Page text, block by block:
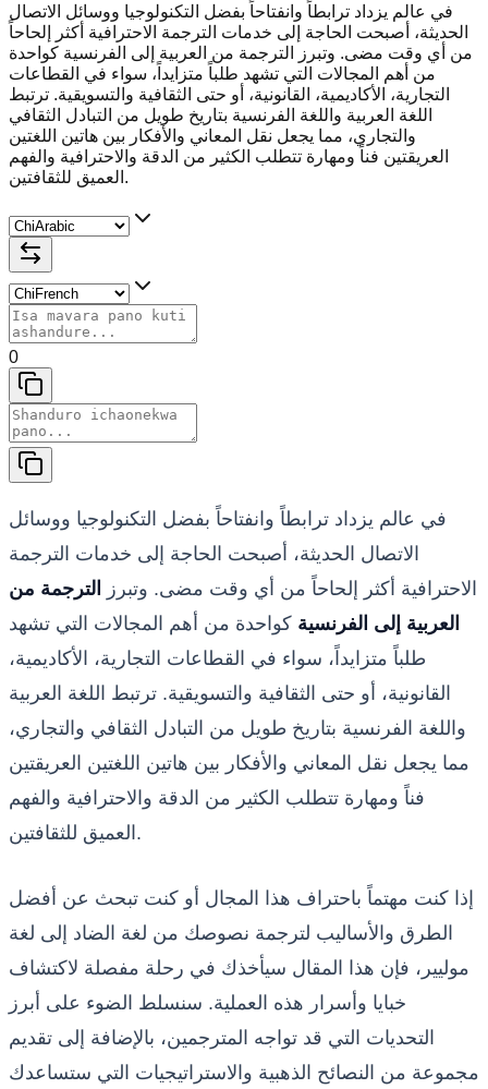
في عالم يزداد ترابطاً وانفتاحاً بفضل التكنولوجيا ووسائل الاتصال
الحديثة، أصبحت الحاجة إلى خدمات الترجمة الاحترافية أكثر إلحاحاً
من أي وقت مضى. وتبرز الترجمة من العربية إلى الفرنسية كواحدة
من أهم المجالات التي تشهد طلباً متزايداً، سواء في القطاعات
التجارية، الأكاديمية، القانونية، أو حتى الثقافية والتسويقية. ترتبط
اللغة العربية واللغة الفرنسية بتاريخ طويل من التبادل الثقافي
والتجاري، مما يجعل نقل المعاني والأفكار بين هاتين اللغتين
العريقتين فناً ومهارة تتطلب الكثير من الدقة والاحترافية والفهم
العميق للثقافتين.
0
في عالم يزداد ترابطاً وانفتاحاً بفضل التكنولوجيا ووسائل
الاتصال الحديثة، أصبحت الحاجة إلى خدمات الترجمة
الاحترافية أكثر إلحاحاً من أي وقت مضى. وتبرز
الترجمة من
العربية إلى الفرنسية كواحدة من أهم المجالات التي تشهد
طلباً متزايداً، سواء في القطاعات التجارية، الأكاديمية،
القانونية، أو حتى الثقافية والتسويقية. ترتبط اللغة العربية
واللغة الفرنسية بتاريخ طويل من التبادل الثقافي والتجاري،
مما يجعل نقل المعاني والأفكار بين هاتين اللغتين العريقتين
فناً ومهارة تتطلب الكثير من الدقة والاحترافية والفهم
العميق للثقافتين.
إذا كنت مهتماً باحتراف هذا المجال أو كنت تبحث عن أفضل
الطرق والأساليب لترجمة نصوصك من لغة الضاد إلى لغة
موليير، فإن هذا المقال سيأخذك في رحلة مفصلة لاكتشاف
خبايا وأسرار هذه العملية. سنسلط الضوء على أبرز
التحديات التي قد تواجه المترجمين، بالإضافة إلى تقديم
مجموعة من النصائح الذهبية والاستراتيجيات التي ستساعدك